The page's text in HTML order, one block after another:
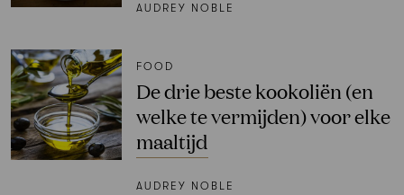
AUDREY NOBLE
FOOD
De drie beste kookoliën (en
welke te vermijden) voor elke
maaltijd
AUDREY NOBLE